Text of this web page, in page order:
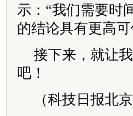
示：“我们需要时
的结论具有更高
接下来，就让
吧！
（科技日报北